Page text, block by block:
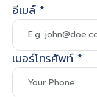
อีเมล์ *
เบอร์โทรศัพท์ *